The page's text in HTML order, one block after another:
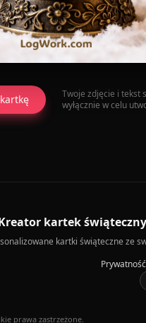
Twoje zdjęcie i tekst
wyłącznie w celu
kartek
kartki świąteczne ze
Prywatność
prawa zastrzeżone.